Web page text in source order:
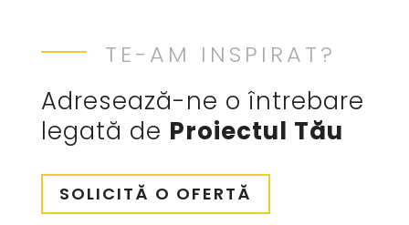
TE-AM INSPIRAT?
Adresează-ne o întrebare
legată de Proiectul Tău
SOLICITĂ O OFERTĂ